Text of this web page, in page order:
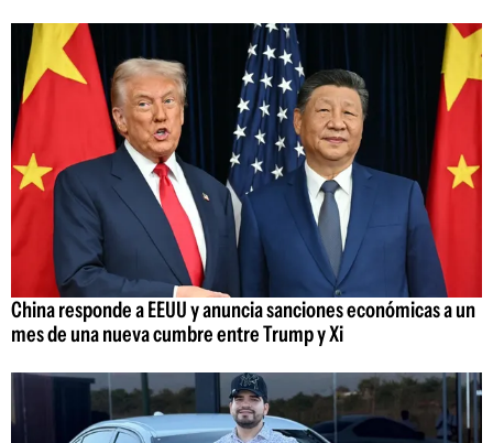
China responde a EEUU y anuncia sanciones económicas a un
mes de una nueva cumbre entre Trump y Xi